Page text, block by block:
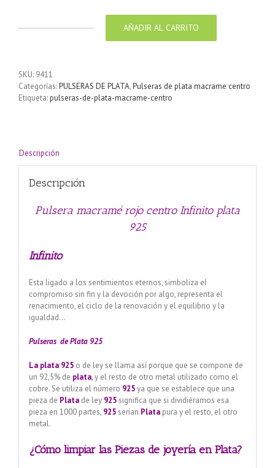
plata
925
AÑADIR AL CARRITO
SKU: 9411
Categorías:PULSERAS DE PLATA,Pulseras de plata macrame centro
Etiqueta:pulseras-de-plata-macrame-centro
Descripción
Descripción
Pulsera macramé rojo centro Infinito plata
925
Infinito
Esta ligado a los sentimientos eternos, simboliza el
compromiso sin fin y la devoción por algo, representa el
renacimiento, el ciclo de la renovación y el equilibrio y la
igualdad…
Pulseras de Plata 925
La plata 925o de ley se llama así porque que se compone de
un 92,5% de plata, y el resto de otro metal utilizado como el
cobre. Se utiliza el número 925ya que se establece que una
pieza de Platade ley 925significa que si dividiéramos esa
pieza en 1000 partes, 925serían Platapura y el resto, el otro
metal.
¿Cómo limpiar las Piezas de joyería en Plata?